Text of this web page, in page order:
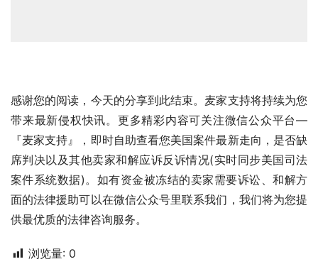
感谢您的阅读，今天的分享到此结束。麦家支持将持续为您
带来最新侵权快讯。更多精彩内容可关注微信公众平台—
『麦家支持』，即时自助查看您美国案件最新走向，是否缺
席判决以及其他卖家和解应诉反诉情况(实时同步美国司法
案件系统数据)。如有资金被冻结的卖家需要诉讼、和解方
面的法律援助可以在微信公众号里联系我们，我们将为您提
供最优质的法律咨询服务。
浏览量: 0